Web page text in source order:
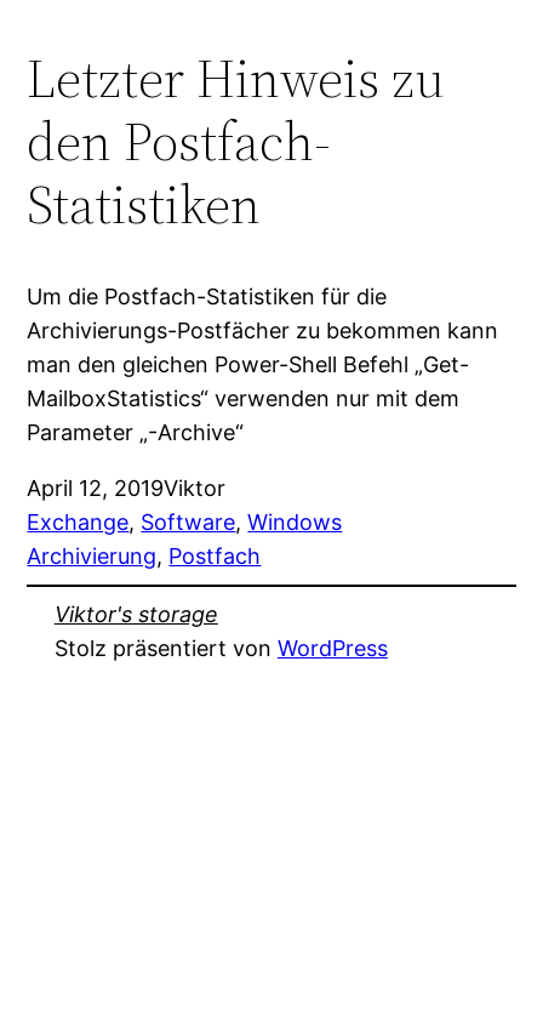
Letzter Hinweis zu
den Postfach-
Statistiken
Um die Postfach-Statistiken für die
Archivierungs-Postfächer zu bekommen kann
man den gleichen Power-Shell Befehl „Get-
MailboxStatistics“ verwenden nur mit dem
Parameter „-Archive“
April 12, 2019Viktor
Exchange, Software, Windows
Archivierung, Postfach
Viktor's storage
Stolz präsentiert von WordPress